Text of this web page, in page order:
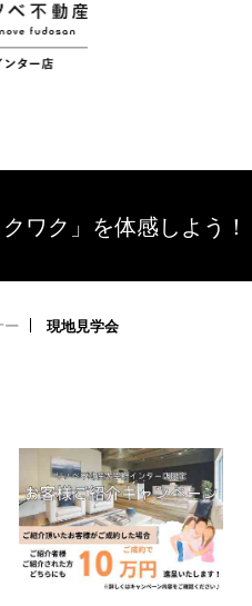
ワク」を体感しよう！
ー 現地見学会